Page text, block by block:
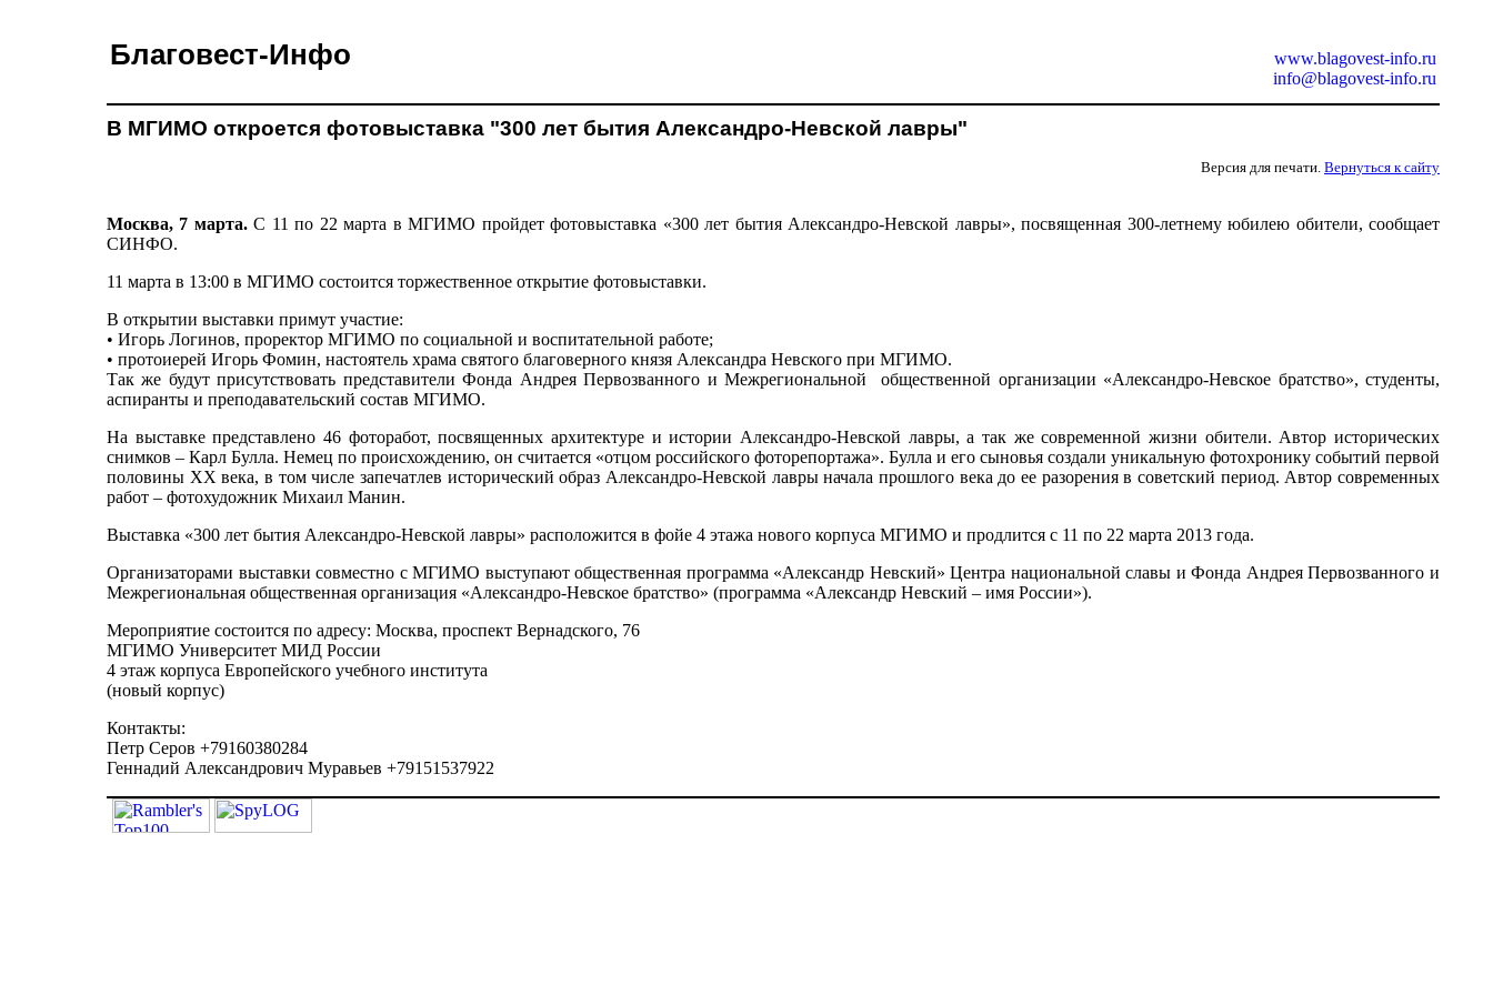
Благовест-Инфо
www.blagovest-info.ru
info@blagovest-info.ru
В МГИМО откроется фотовыставка "300 лет бытия Александро-Невской лавры"
Версия для печати. Вернуться к сайту
Москва, 7 марта.С 11 по 22 марта в МГИМО пройдет фотовыставка «300 лет бытия Александро-Невской лавры», посвященная 300-летнему юбилею обители, сообщает
СИНФО.
11 марта в 13:00 в МГИМО состоится торжественное открытие фотовыставки.
В открытии выставки примут участие:
• Игорь Логинов, проректор МГИМО по социальной и воспитательной работе;
• протоиерей Игорь Фомин, настоятель храма святого благоверного князя Александра Невского при МГИМО.
Так же будут присутствовать представители Фонда Андрея Первозванного и Межрегиональной общественной организации «Александро-Невское братство», студенты,
аспиранты и преподавательский состав МГИМО.
На выставке представлено 46 фоторабот, посвященных архитектуре и истории Александро-Невской лавры, а так же современной жизни обители. Автор исторических
снимков – Карл Булла. Немец по происхождению, он считается «отцом российского фоторепортажа». Булла и его сыновья создали уникальную фотохронику событий первой
половины XX века, в том числе запечатлев исторический образ Александро-Невской лавры начала прошлого века до ее разорения в советский период. Автор современных
работ – фотохудожник Михаил Манин.
Выставка «300 лет бытия Александро-Невской лавры» расположится в фойе 4 этажа нового корпуса МГИМО и продлится с 11 по 22 марта 2013 года.
Организаторами выставки совместно с МГИМО выступают общественная программа «Александр Невский» Центра национальной славы и Фонда Андрея Первозванного и
Межрегиональная общественная организация «Александро-Невское братство» (программа «Александр Невский – имя России»).
Мероприятие состоится по адресу: Москва, проспект Вернадского, 76
МГИМО Университет МИД России
4 этаж корпуса Европейского учебного института
(новый корпус)
Контакты:
Петр Серов +79160380284
Геннадий Александрович Муравьев +79151537922